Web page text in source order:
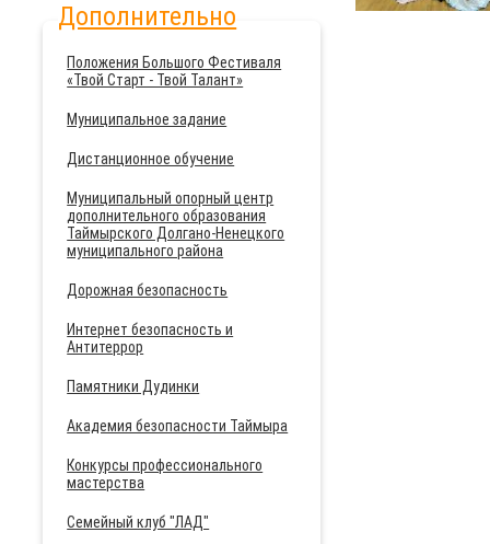
Дополнительно
Положения Большого Фестиваля
«Твой Старт - Твой Талант»
Муниципальное задание
Дистанционное обучение
Муниципальный опорный центр
дополнительного образования
Таймырского Долгано-Ненецкого
муниципального района
Дорожная безопасность
Интернет безопасность и
Антитеррор
Памятники Дудинки
Академия безопасности Таймыра
Конкурсы профессионального
мастерства
Семейный клуб "ЛАД"